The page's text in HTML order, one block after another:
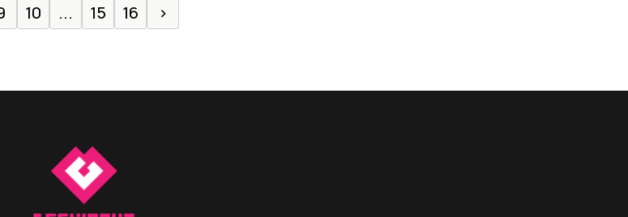
10 ... 15 16 ›